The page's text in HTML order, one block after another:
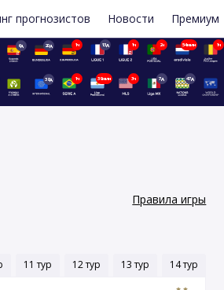
прогнозистов Новости Премиум
6д 20д 1ч 13д 1ч 2ч 54мин 1ч
38д 1ч 39мин 3ч 7д 47д
Правила игры
11 тур 12 тур 13 тур 14 тур